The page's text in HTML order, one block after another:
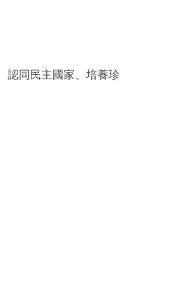
認同民主國家、培養珍